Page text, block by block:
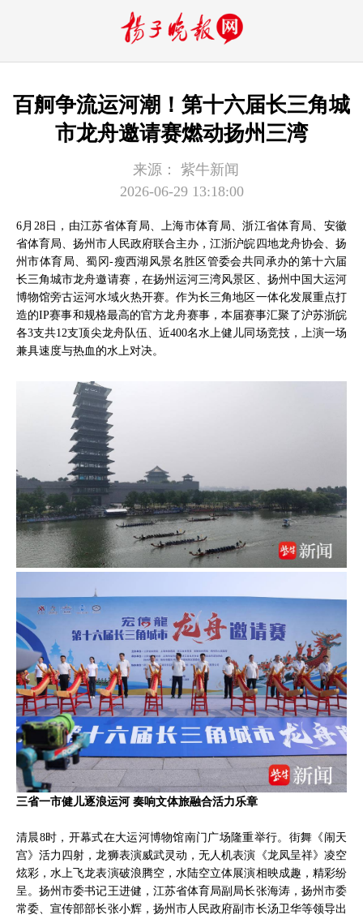
百舸争流运河潮！第十六届长三角城
市龙舟邀请赛燃动扬州三湾
来源：
紫牛新闻
2026-06-29 13:18:00
6月28日，由江苏省体育局、上海市体育局、浙江省体育局、安徽
省体育局、扬州市人民政府联合主办，江浙沪皖四地龙舟协会、扬
州市体育局、蜀冈-瘦西湖风景名胜区管委会共同承办的第十六届
长三角城市龙舟邀请赛，在扬州运河三湾风景区、扬州中国大运河
博物馆旁古运河水域火热开赛。作为长三角地区一体化发展重点打
造的IP赛事和规格最高的官方龙舟赛事，本届赛事汇聚了沪苏浙皖
各3支共12支顶尖龙舟队伍、近400名水上健儿同场竞技，上演一场
兼具速度与热血的水上对决。
三省一市健儿逐浪运河 奏响文体旅融合活力乐章
清晨8时，开幕式在大运河博物馆南门广场隆重举行。街舞《闹天
宫》活力四射，龙狮表演威武灵动，无人机表演《龙凤呈祥》凌空
炫彩，水上飞龙表演破浪腾空，水陆空立体展演相映成趣，精彩纷
呈。扬州市委书记王进健，江苏省体育局副局长张海涛，扬州市委
常委、宣传部部长张小辉，扬州市人民政府副市长汤卫华等领导出